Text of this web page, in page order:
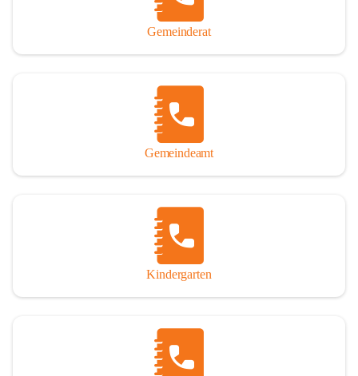
Gemeinderat
Gemeindeamt
Kindergarten